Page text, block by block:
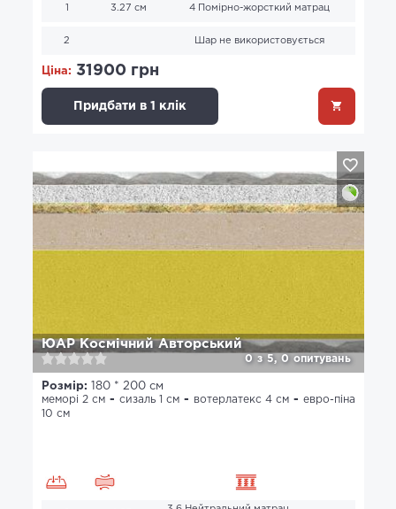
1 3.27 см 4 Помірно-жорсткий матрац
2 Шар не використовується
Ціна: 31900 грн
Придбати в 1 клік
ЮАР Космічний Авторський
0 з 5, 0 опитувань
Розмір: 180 * 200 см
меморі 2 см
сизаль 1 см вотерлатекс 4 см
евро-піна
10 см